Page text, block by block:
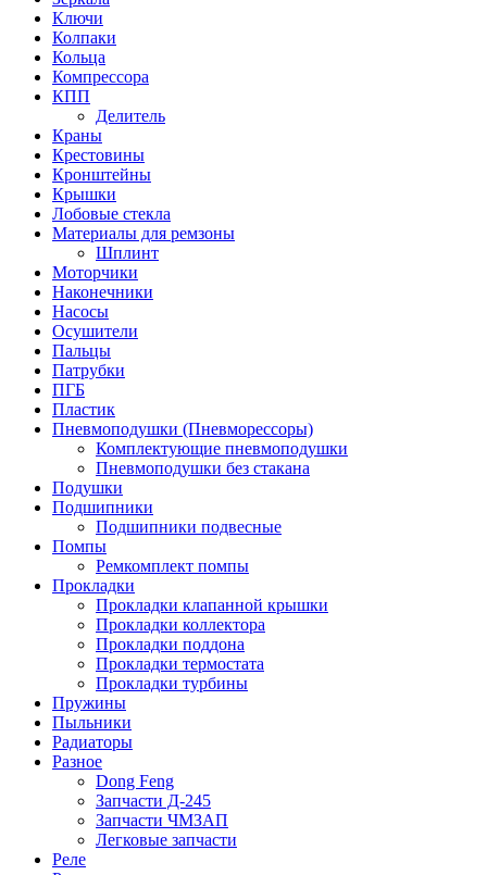
Ключи
Колпаки
Кольца
Компрессора
КПП
Делитель
Краны
Крестовины
Кронштейны
Крышки
Лобовые стекла
Материалы для ремзоны
Шплинт
Моторчики
Наконечники
Насосы
Осушители
Пальцы
Патрубки
ПГБ
Пластик
Пневмоподушки (Пневморессоры)
Комплектующие пневмоподушки
Пневмоподушки без стакана
Подушки
Подшипники
Подшипники подвесные
Помпы
Ремкомплект помпы
Прокладки
Прокладки клапанной крышки
Прокладки коллектора
Прокладки поддона
Прокладки термостата
Прокладки турбины
Пружины
Пыльники
Радиаторы
Разное
Dong Feng
Запчасти Д-245
Запчасти ЧМЗАП
Легковые запчасти
Реле